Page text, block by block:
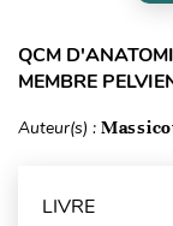
QCM
MEMBRE
Auteur(s) :
LIVRE